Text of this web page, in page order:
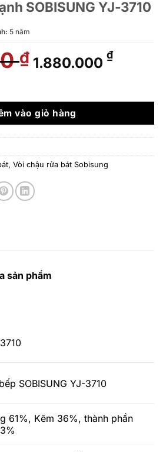
SOBISUNG YJ-3710
5 năm
₫ Giá
gốc
2.910.000 ₫.
1.880.000 ₫Giá
là:
YJ-3710 số lượng
vào giỏ hàng
, Vòi chậu rửa bát Sobisung
sản phẩm
SOBISUNG YJ-3710
61%, Kẽm 36%, thành phần